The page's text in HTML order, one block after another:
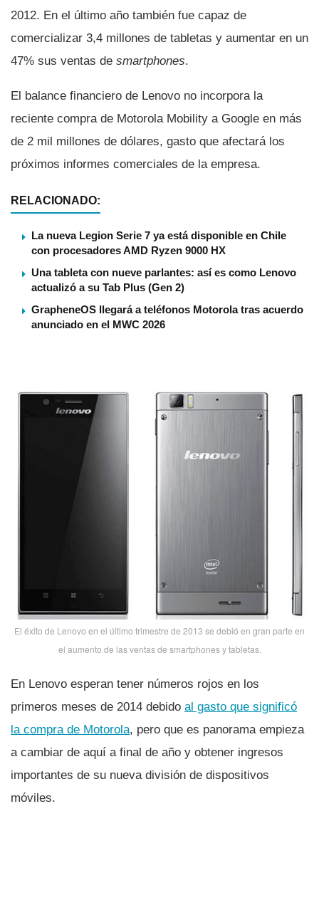
2012. En el último año también fue capaz de
comercializar 3,4 millones de tabletas y aumentar en un
47% sus ventas de smartphones.
El balance financiero de Lenovo no incorpora la
reciente compra de Motorola Mobility a Google en más
de 2 mil millones de dólares, gasto que afectará los
próximos informes comerciales de la empresa.
RELACIONADO:
La nueva Legion Serie 7 ya está disponible en Chile
con procesadores AMD Ryzen 9000 HX
Una tableta con nueve parlantes: así es como Lenovo
actualizó a su Tab Plus (Gen 2)
GrapheneOS llegará a teléfonos Motorola tras acuerdo
anunciado en el MWC 2026
El éxito de Lenovo en el último trimestre de 2013 se debió en gran parte en
el aumento de las ventas de smartphones y tabletas.
En Lenovo esperan tener números rojos en los
primeros meses de 2014 debido al gasto que significó
la compra de Motorola, pero que es panorama empieza
a cambiar de aquí­ a final de año y obtener ingresos
importantes de su nueva división de dispositivos
móviles.